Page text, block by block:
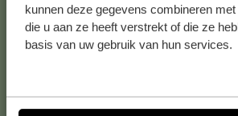
kunnen deze gegevens combineren
die u aan ze heeft verstrekt of die ze
basis van uw gebruik van hun services.
Klantenservice